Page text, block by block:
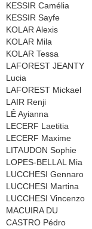
KESSIR Camélia
KESSIR Sayfe
KOLAR Alexis
KOLAR Mila
KOLAR Tessa
LAFOREST JEANTY
Lucia
LAFOREST Mickael
LAIR Renji
LÊ Ayianna
LECERF Laetitia
LECERF Maxime
LITAUDON Sophie
LOPES-BELLAL Mia
LUCCHESI Gennaro
LUCCHESI Martina
LUCCHESI Vincenzo
MACUIRA DU
CASTRO Pédro